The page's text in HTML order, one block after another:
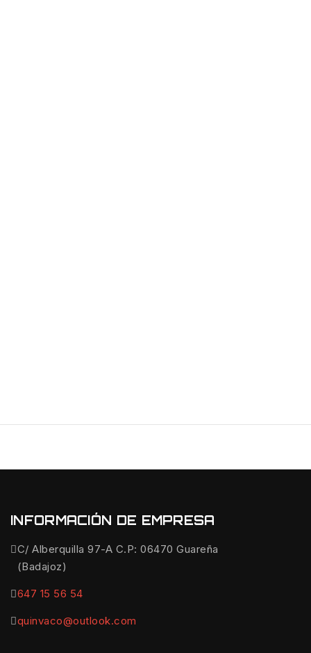
INFORMACIÓN DE EMPRESA
C/ Alberquilla 97-A C.P: 06470 Guareña
(Badajoz)
647 15 56 54
quinvaco@outlook.com